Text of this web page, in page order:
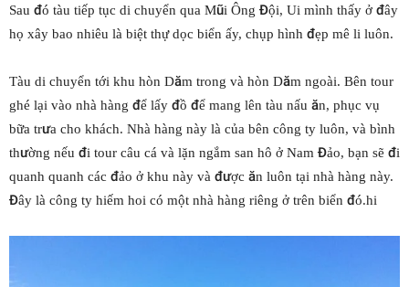
Sau đó tàu tiếp tục di chuyển qua Mũi Ông Đội, Ui mình thấy ở đây
họ xây bao nhiêu là biệt thự dọc biển ấy, chụp hình đẹp mê li luôn.
Tàu di chuyển tới khu hòn Dăm trong và hòn Dăm ngoài. Bên tour
ghé lại vào nhà hàng để lấy đồ để mang lên tàu nấu ăn, phục vụ
bữa trưa cho khách. Nhà hàng này là của bên công ty luôn, và bình
thường nếu đi tour câu cá và lặn ngắm san hô ở Nam Đảo, bạn sẽ đi
quanh quanh các đảo ở khu này và được ăn luôn tại nhà hàng này.
Đây là công ty hiếm hoi có một nhà hàng riêng ở trên biển đó.hi